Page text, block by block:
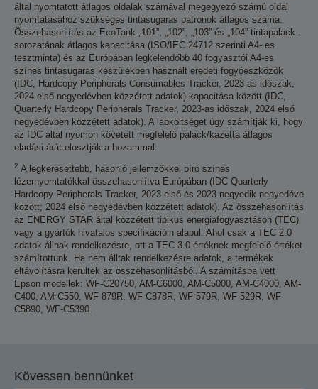
által nyomtatott átlagos oldalak számával megegyező számú oldal
nyomtatásához szükséges tintasugaras patronok átlagos száma.
Összehasonlítás az EcoTank „101”, „102”, „103” és „104” tintapalack-
sorozatának átlagos kapacitása (ISO/IEC 24712 szerinti A4- es
tesztminta) és az Európában legkelendőbb 40 fogyasztói A4-es
színes tintasugaras készülékben használt eredeti fogyóeszközök
(IDC, Hardcopy Peripherals Consumables Tracker, 2023-as időszak,
2024 első negyedévben közzétett adatok) kapacitása között (IDC,
Quarterly Hardcopy Peripherals Tracker, 2023-as időszak, 2024 első
negyedévben közzétett adatok). A lapköltséget úgy számítják ki, hogy
az IDC által nyomon követett megfelelő palack/kazetta átlagos
eladási árát elosztják a hozammal.
2 A legkeresettebb, hasonló jellemzőkkel bíró színes
lézernyomtatókkal összehasonlítva Európában (IDC Quarterly
Hardcopy Peripherals Tracker, 2023 első és 2023 negyedik negyedéve
között; 2024 első negyedévben közzétett adatok). Az összehasonlítás
az ENERGY STAR által közzétett tipikus energiafogyasztáson (TEC)
vagy a gyártók hivatalos specifikációin alapul. Ahol csak a TEC 2.0
adatok állnak rendelkezésre, ott a TEC 3.0 értéknek megfelelő értéket
számítottunk. Ha nem álltak rendelkezésre adatok, a termékek
eltávolításra kerültek az összehasonlításból. A számításba vett
Epson modellek: WF-C20750, AM-C6000, AM-C5000, AM-C4000, AM-
C400, AM-C550, WF-879R, WF-C878R, WF-579R, WF-529R, WF-
C5890, WF-C5390.
Kövessen bennünket